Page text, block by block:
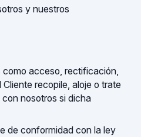
y nuestros
como acceso, rectificación,
recopile, aloje o trate
nosotros si dicha
de conformidad con la ley